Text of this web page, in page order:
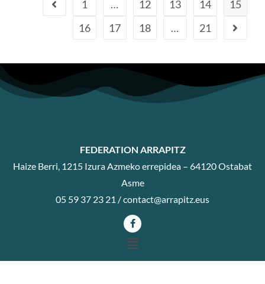
1 … 12 13 14
15
16
17 18 … 21
FEDERATION ARRAPITZ
Haize Berri, 1215 Izura Azmeko errepidea – 64120 Ostabat
Asme
05 59 37 23 21 /contact@arrapitz.eus